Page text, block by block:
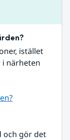
istället
närheten
och gör det